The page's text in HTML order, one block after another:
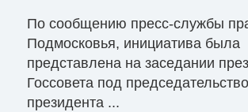
По сообщению пресс-службы
Подмосковья, инициатива была
представлена на заседании
Госсовета под
президента ...